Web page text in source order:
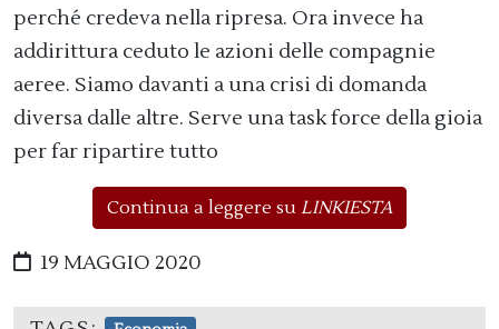
perché credeva nella ripresa. Ora invece ha
addirittura ceduto le azioni delle compagnie
aeree. Siamo davanti a una crisi di domanda
diversa dalle altre. Serve una task force della gioia
per far ripartire tutto
Continua a leggere su LINKIESTA
19 MAGGIO 2020